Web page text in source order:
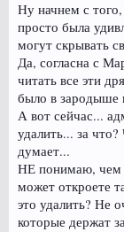
Ну начнем с
просто была
могут скрывать
Да, согласна с
читать все эти
было в зародыше
А вот сейчас...
удалить... за
думает...
НЕ понимаю, чем
может откроете
это удалить? Не
которые держат